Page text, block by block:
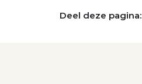
Deel deze pagina: